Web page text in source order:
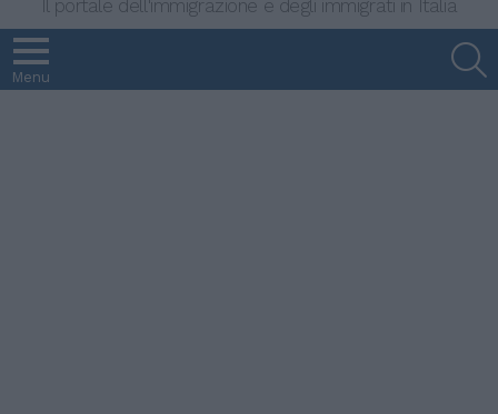
Il portale dell'immigrazione e degli immigrati in Italia
Menu